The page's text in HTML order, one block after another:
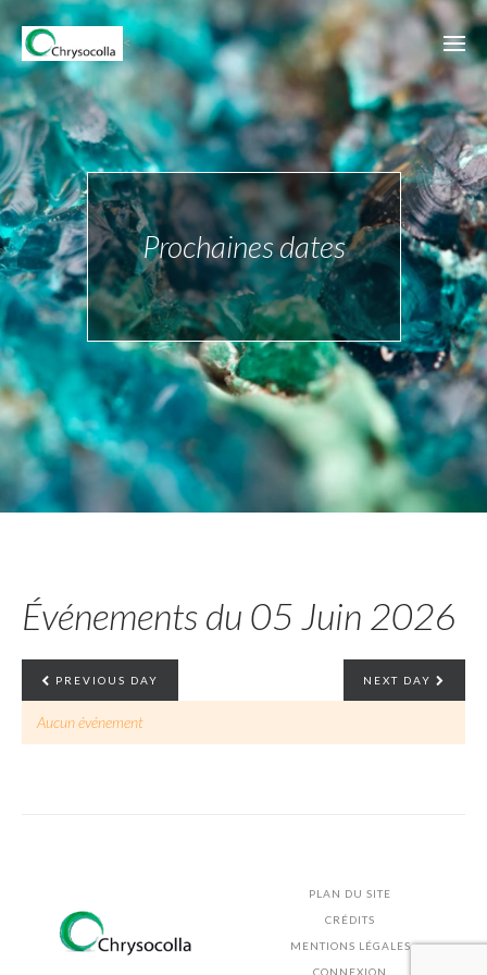
<
Prochaines dates
Événements du 05 Juin 2026
PREVIOUS DAY NEXT DAY
Aucun événement
PLAN DU SITE
CRÉDITS
MENTIONS LÉGALES
CONNEXION